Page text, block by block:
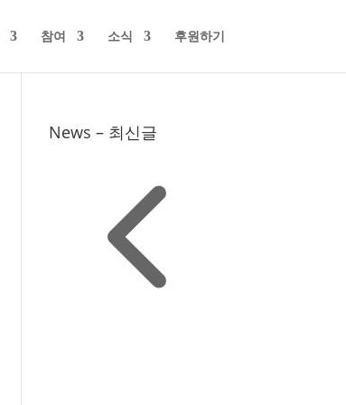
참여 소식 후원하기
News – 최신글